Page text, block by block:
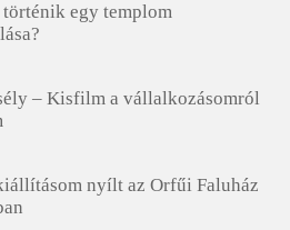
egy templom
– Kisfilm a vállalkozásomról
nyílt az Orfűi Faluház